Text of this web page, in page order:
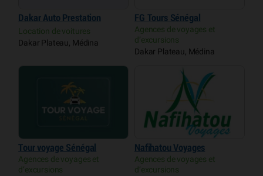
Dakar Auto Prestation
Location de voitures
Dakar Plateau, Médina
FG Tours Sénégal
Agences de voyages et
d’excursions
Dakar Plateau, Médina
Tour voyage Sénégal
Agences de voyages et
d’excursions
Nafihatou Voyages
Agences de voyages et
d’excursions